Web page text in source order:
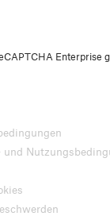
Enterprise